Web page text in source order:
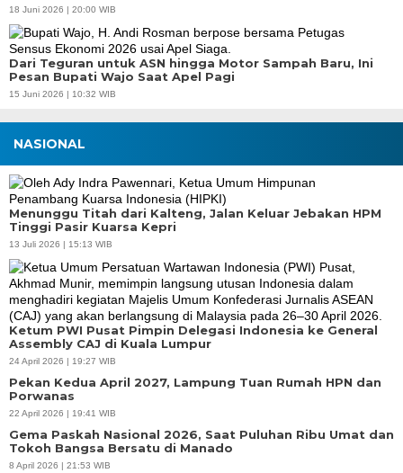
18 Juni 2026 | 20:00 WIB
Dari Teguran untuk ASN hingga Motor Sampah Baru, Ini
Pesan Bupati Wajo Saat Apel Pagi
15 Juni 2026 | 10:32 WIB
NASIONAL
Menunggu Titah dari Kalteng, Jalan Keluar Jebakan HPM
Tinggi Pasir Kuarsa Kepri
13 Juli 2026 | 15:13 WIB
Ketum PWI Pusat Pimpin Delegasi Indonesia ke General
Assembly CAJ di Kuala Lumpur
24 April 2026 | 19:27 WIB
Pekan Kedua April 2027, Lampung Tuan Rumah HPN dan
Porwanas
22 April 2026 | 19:41 WIB
Gema Paskah Nasional 2026, Saat Puluhan Ribu Umat dan
Tokoh Bangsa Bersatu di Manado
8 April 2026 | 21:53 WIB